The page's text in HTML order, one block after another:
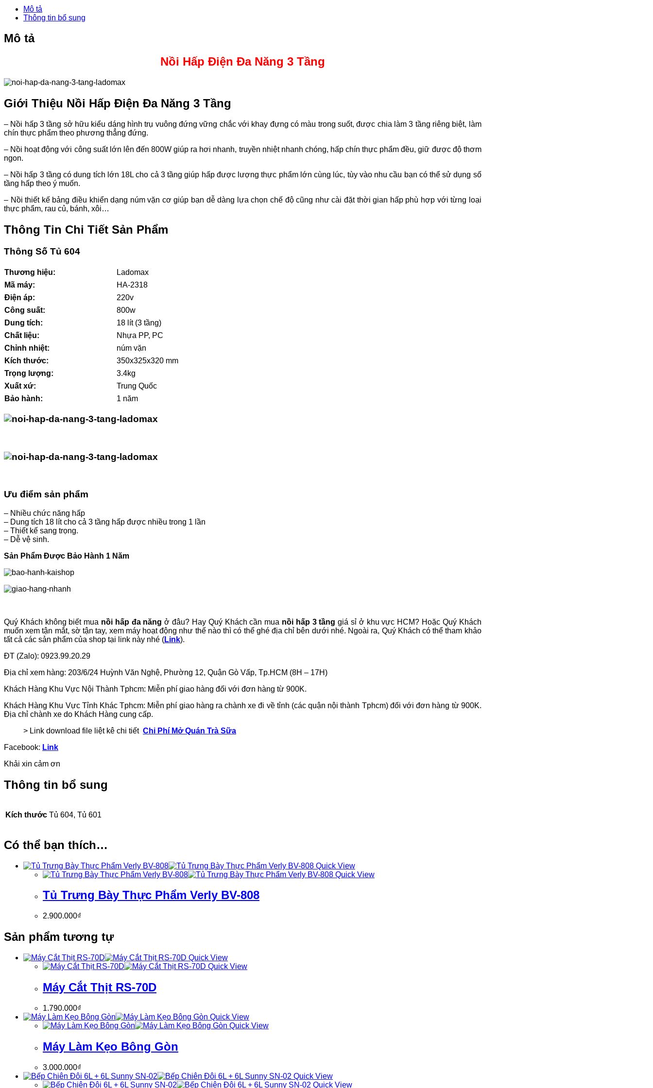
Mô tả
Thông tin bổ sung
Mô tả
Nồi Hấp Điện Đa Năng 3 Tầng
Giới Thiệu Nồi Hấp Điện Đa Năng 3 Tầng
– Nồi hấp 3 tầng sở hữu kiểu dáng hình trụ vuông đứng vững chắc với khay đựng có màu trong suốt, được chia làm 3 tầng riêng biệt, làm
chín thực phẩm theo phương thẳng đứng.
– Nồi hoạt động với công suất lớn lên đến 800W giúp ra hơi nhanh, truyền nhiệt nhanh chóng, hấp chín thực phẩm đều, giữ được độ thơm
ngon.
– Nồi hấp 3 tầng có dung tích lớn 18L cho cả 3 tầng giúp hấp được lượng thực phẩm lớn cùng lúc, tùy vào nhu cầu bạn có thể sử dụng số
tầng hấp theo ý muốn.
– Nồi thiết kế bảng điều khiển dạng núm vặn cơ giúp bạn dễ dàng lựa chọn chế độ cũng như cài đặt thời gian hấp phù hợp với từng loại
thực phẩm, rau củ, bánh, xôi…
Thông Tin Chi Tiết Sản Phẩm
Thông Số Tủ 604
Thương hiệu:
Ladomax
Mã máy:
HA-2318
Điện áp:
220v
Công suất:
800w
Dung tích:
18 lít (3 tầng)
Chất liệu:
Nhựa PP, PC
Chỉnh nhiệt:
núm vặn
Kích thước:
350x325x320 mm
Trọng lượng:
3.4kg
Xuất xứ:
Trung Quốc
Bảo hành:
1 năm
Ưu điểm sản phẩm
– Nhiều chức năng hấp
– Dung tích 18 lít cho cả 3 tầng hấp được nhiều trong 1 lần
– Thiết kế sang trọng.
– Dễ vệ sinh.
Sản Phẩm Được Bảo Hành 1 Năm
Quý Khách không biết mua nồi hấp đa năng ở đâu? Hay Quý Khách cần mua nồi hấp 3 tầnggiá sỉ ở khu vực HCM? Hoặc Quý Khách
muốn xem tận mắt, sờ tận tay, xem máy hoạt động như thế nào thì có thể ghé địa chỉ bên dưới nhé. Ngoài ra, Quý Khách có thể tham khảo
tất cả các sản phẩm của shop tại link này nhé (Link).
ĐT (Zalo): 0923.99.20.29
Địa chỉ xem hàng: 203/6/24 Huỳnh Văn Nghệ, Phường 12, Quận Gò Vấp, Tp.HCM (8H – 17H)
Khách Hàng Khu Vực Nội Thành Tphcm: Miễn phí giao hàng đối với đơn hàng từ 900K.
Khách Hàng Khu Vực Tỉnh Khác Tphcm: Miễn phí giao hàng ra chành xe đi về tỉnh (các quận nội thành Tphcm) đối với đơn hàng từ 900K.
Địa chỉ chành xe do Khách Hàng cung cấp.
> Link download file liệt kê chi tiết Chi Phí Mở Quán Trà Sữa
Facebook: Link
Khải xin cảm ơn
Thông tin bổ sung
Kích thước Tủ 604, Tủ 601
Có thể bạn thích…
Quick View
Quick View
Tủ Trưng Bày Thực Phẩm Verly BV-808
2.900.000₫
Sản phẩm tương tự
Quick View
Quick View
Máy Cắt Thịt RS-70D
1.790.000₫
Quick View
Quick View
Máy Làm Kẹo Bông Gòn
3.000.000₫
Quick View
Quick View